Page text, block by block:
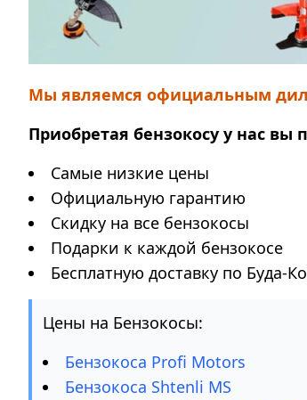
Мы являемся официальным
Приобретая бензокосу у нас вы
Самые низкие цены
Официальную гарантию
Скидку на все бензокосы
Подарки к каждой бензокосе
Бесплатную доставку по Буда-
Цены на Бензокосы:
Бензокоса Profi Motors
Бензокоса Shtenli MS